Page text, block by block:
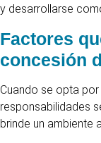
y desarrollarse
Factores
concesión
Cuando se opta
responsabilidades
brinde un ambiente